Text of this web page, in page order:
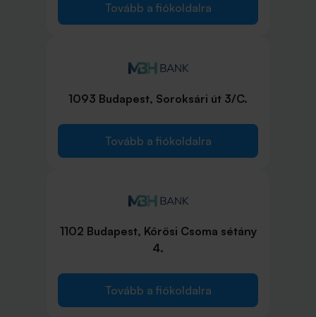
Tovább a fiókoldalra
1093 Budapest, Soroksári út 3/C.
Tovább a fiókoldalra
1102 Budapest, Kőrösi Csoma sétány
4.
Tovább a fiókoldalra